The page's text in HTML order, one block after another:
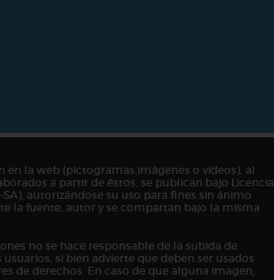
en la web (pictogramas,imágenes o vídeos), al
a partir de éstos, se publican bajo Licencia
SA), autorizándose su uso para fines sin ánimo
la fuente, autor y se compartan bajo la misma
no se hace responsable de la subida de
si bien advierte que deben ser usados
de derechos. En caso de que alguna imagen,